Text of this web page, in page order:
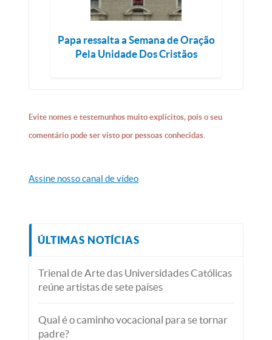
Papa ressalta a Semana de Oração
Pela Unidade Dos Cristãos
Evite nomes e testemunhos muito explícitos, pois o seu
comentário pode ser visto por pessoas conhecidas.
Assine nosso canal de vídeo
ÚLTIMAS NOTÍCIAS
Trienal de Arte das Universidades Católicas
reúne artistas de sete países
Qual é o caminho vocacional para se tornar
padre?